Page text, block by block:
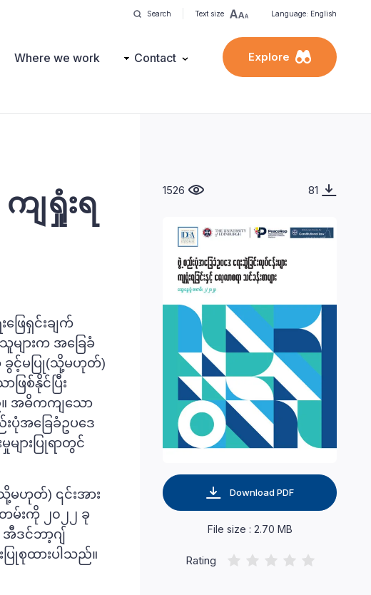
Search Text size Language: English
Where we work Contact Explore
ကျရှုံးရ
ြေရှင်းချက်
ျားက အခြေခံ
ခွင့်မပြု(သို့မဟုတ်)
ြစ်နိုင်ပြီး
။ အဓိကကျသော
ပုံအခြေခံဥပဒေ
ျားပြုရာတွင်
သို့မဟုတ်) ၎င်းအား
မ်းကို ၂၀၂၂ ခု
ဒင်ဘာ့ဂျ်
းပြုစုထားပါသည်။
1526 81
Download PDF
File size : 2.70 MB
Rating